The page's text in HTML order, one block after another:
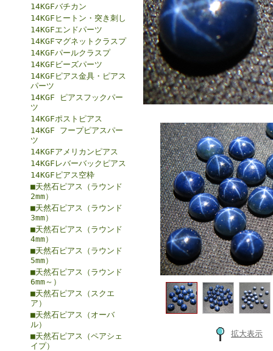
14KGFバチカン
14KGFヒートン・突き刺し
14KGFエンドパーツ
14KGFマグネットクラスプ
14KGFパールクラスプ
14KGFビーズパーツ
14KGFピアス金具・ピアス
パーツ
14KGF ピアスフックパー
ツ
14KGFポストピアス
14KGF フープピアスパー
ツ
14KGFアメリカンピアス
14KGFレバーバックピアス
14KGFピアス空枠
■天然石ピアス（ラウンド
2mm）
■天然石ピアス（ラウンド
3mm）
■天然石ピアス（ラウンド
4mm）
■天然石ピアス（ラウンド
5mm）
■天然石ピアス（ラウンド
6mm～）
■天然石ピアス（スクエ
ア）
■天然石ピアス（オーバ
ル）
■天然石ピアス（ペアシェ
イプ）
拡大表示